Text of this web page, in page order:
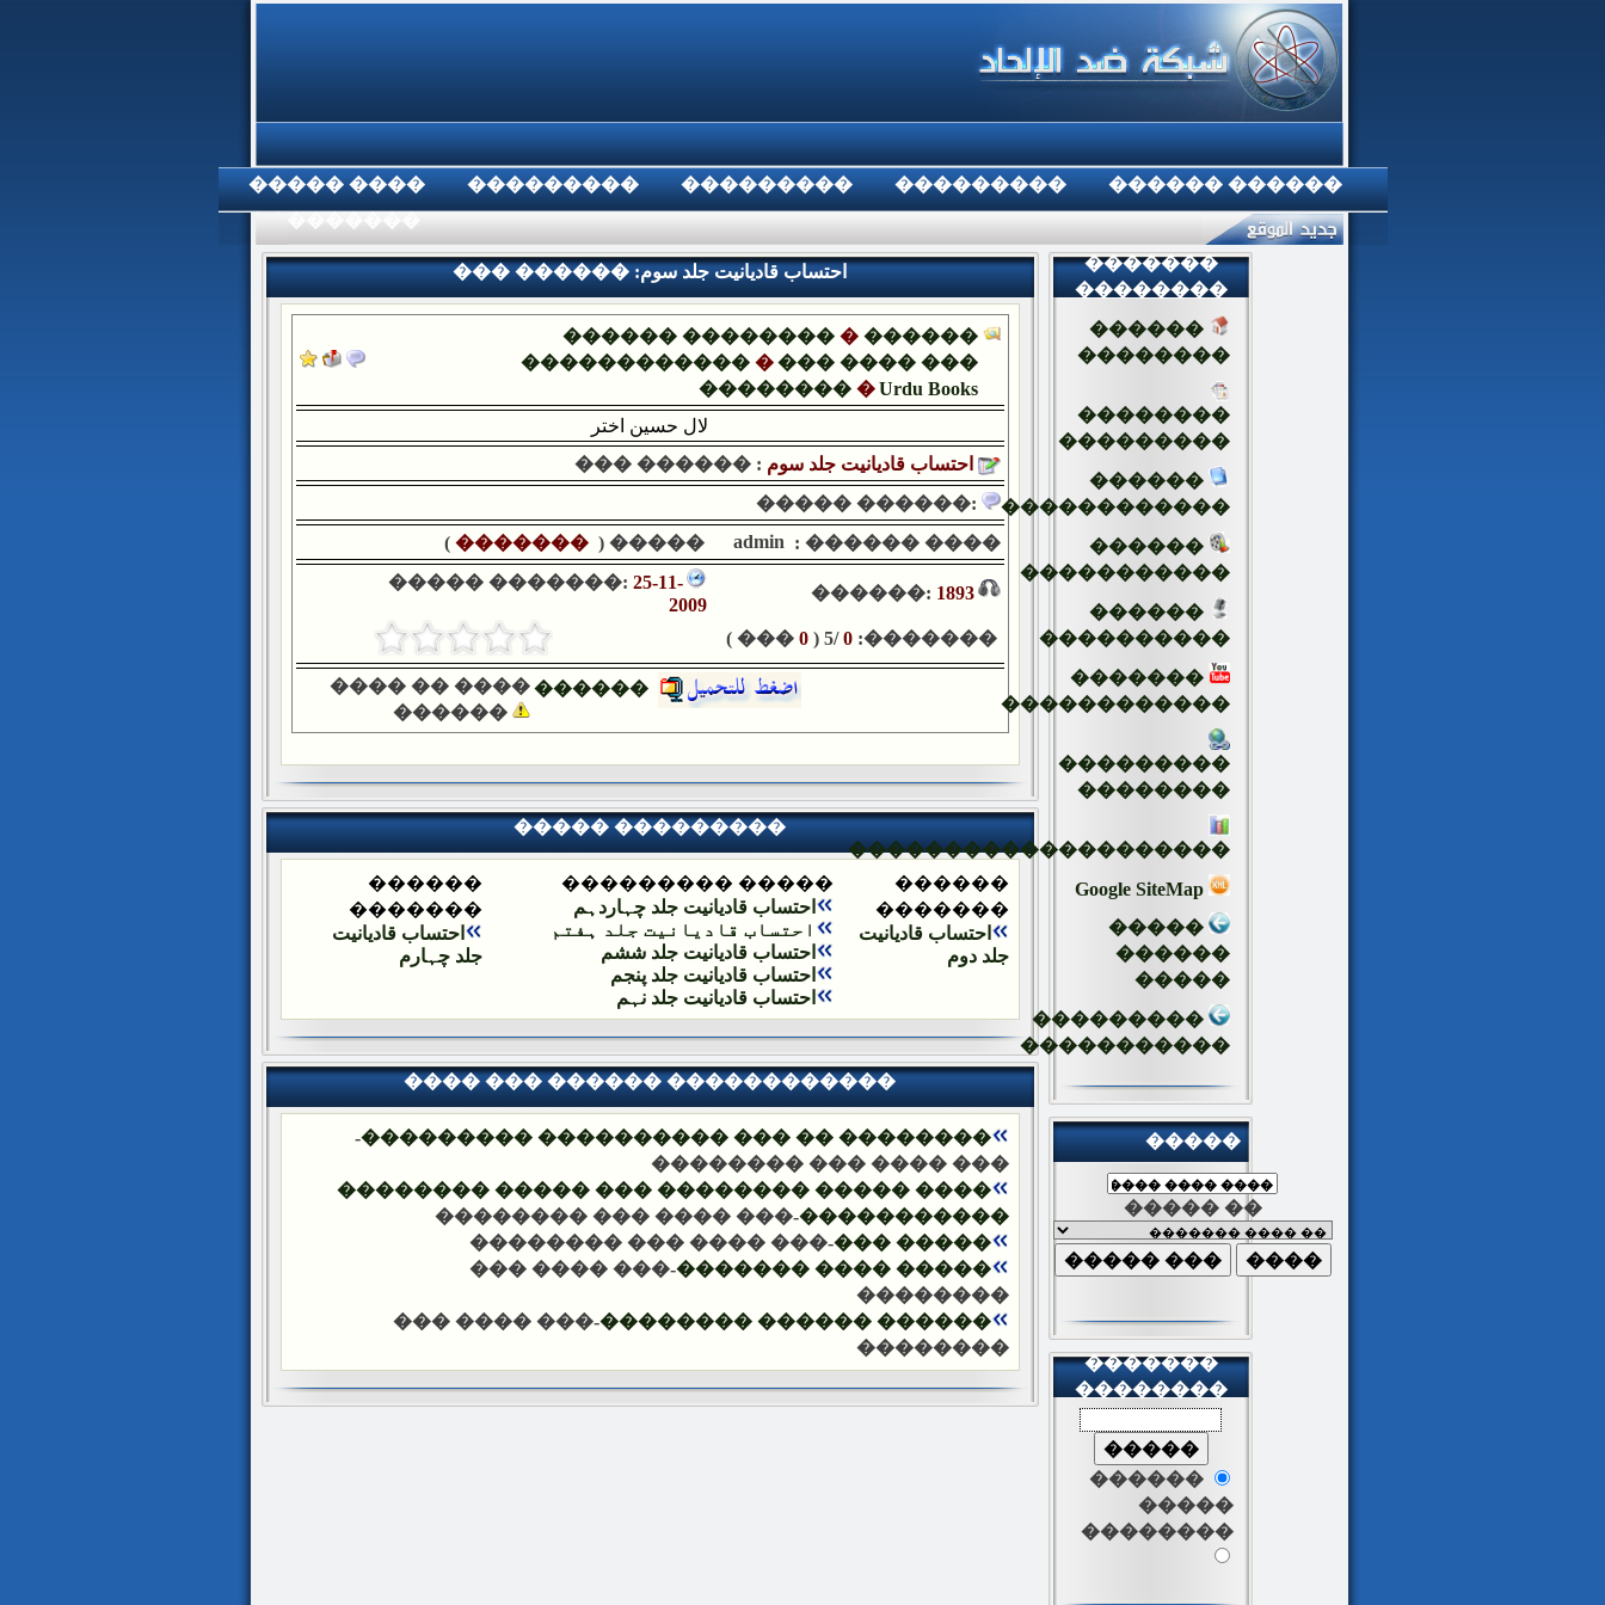
���� ����� ��������� ��������� ���������
������ ������
��� ������ :احتساب قادیانیت جلد سوم
������ ��������� ������
������������� ��� ���� ���
��������� Urdu Books
لال حسين اختر
��� ������ :
����� ������:
���� ������ :
admin
����� (
�������
)
����� �������: 25-11-
2009
������: 1893
�������:
0
/5 (
0
��� )
���� �� ����
������
������
����� ���������
������
�������
احتساب قادیانیت
جلد دوم
����� ���������
احتساب قادیانیت جلد چہاردہم
احتساب قادیانیت جلد ہفتم
احتساب قادیانیت جلد ششم
احتساب قادیانیت جلد پنجم
احتساب قادیانیت جلد نہم
������
�������
احتساب قادیانیت
جلد چہارم
���� ��� ������ ������������
�������� �� ��� ���������� ���������
-
��� ���� ��� ��������
���� ����� �������� ��� ����� ��������
�����������
-��� ���� ��� ��������
����� ���
-��� ���� ��� ��������
����� ���� �������
-��� ���� ���
��������
������ ������ ��������
-��� ���� ���
��������
�������
��������
������
��������
��������
���������
������
������������
������
�����������
������
����������
�������
������������
���������
��������
��������������������
�����
������
�����
���������
�����������
�����
����� ��
�������
��������
������
�����
��������